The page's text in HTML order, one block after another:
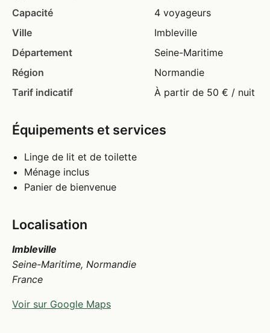
Capacité
4 voyageurs
Ville
Imbleville
Département
Seine-Maritime
Région
Normandie
Tarif indicatif
À partir de 50 € / nuit
Équipements et services
Linge de lit et de toilette
Ménage inclus
Panier de bienvenue
Localisation
Imbleville
Seine-Maritime, Normandie
France
Voir sur Google Maps